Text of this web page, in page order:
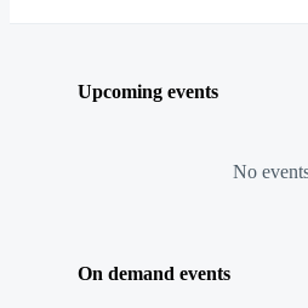
Upcoming events
No
On demand events